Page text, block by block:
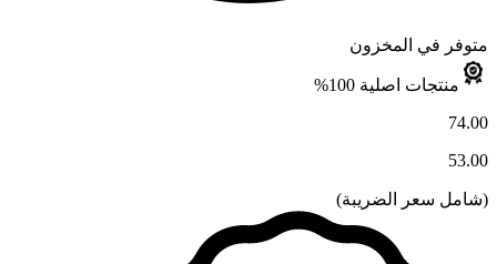
متوفر في المخزون
منتجات اصلية 100%
74.00
53.00
(شامل سعر الضريبة)